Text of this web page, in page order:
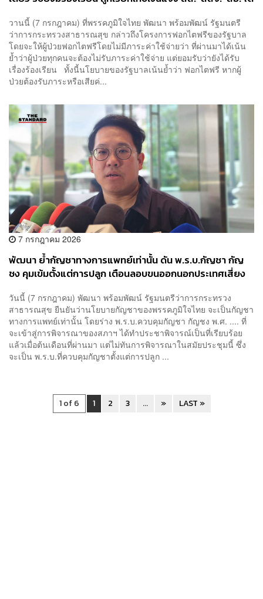
วานนี้ (7 กรกฎาคม) ที่พรรคภูมิใจไทย พัฒนา พร้อมพัฒน์ รัฐมนตรี
ว่าการกระทรวงสาธารณสุข กล่าวถึงโครงการฟอกไตฟรีของรัฐบาล
โดยจะให้ผู้ป่วยฟอกไตฟรีโดยไม่มีภาระค่าใช้จ่ายว่า ที่ผ่านมาได้เน้น
ย้ำว่าผู้ป่วยทุกคนจะต้องไม่รับภาระค่าใช้จ่าย แต่ยอมรับว่ายังได้รับ
เรื่องร้องเรียน ทั้งนี้นโยบายของรัฐบาลเน้นย้ำว่า ฟอกไตฟรี หากผู้
ป่วยต้องรับภาระหรือเสียค่...
7 กรกฎาคม 2026
พัฒนา ย้ำกัญชาทางการแพทย์เท่านั้น ดัน พ.ร.บ.กัญชา กัญ
ชง คุมเข้มตั้งแต่การปลูก เตือนลอบขนออกนอกประเทศเสี่ยง
วันนี้ (7 กรกฎาคม) พัฒนา พร้อมพัฒน์ รัฐมนตรีว่าการกระทรวง
สาธารณสุข ยืนยันว่านโยบายกัญชาของพรรคภูมิใจไทย จะเป็นกัญชา
ทางการแพทย์เท่านั้น โดยร่าง พ.ร.บ.ควบคุมกัญชา กัญชง พ.ศ. .... ที่
จะเข้าสู่การพิจารณาของสภาฯ ได้ทำประชาพิจารณ์เป็นที่เรียบร้อย
แล้วเมื่อต้นเดือนที่ผ่านมา แต่ไม่ทันการพิจารณาในสมัยประชุมนี้ ซึ่ง
จะเป็น พ.ร.บ.ที่ควบคุมกัญชาตั้งแต่การปลูก ...
1 of 6 1 2 3 ... » LAST »